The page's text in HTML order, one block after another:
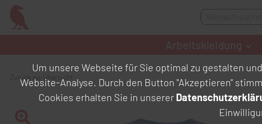
Zurück zur Übersicht
Um unsere Webseite für Sie optimal zu gestalten
Website-Analyse. Durch den Button "Akzeptieren"
Cookies erhalten Sie in unserer